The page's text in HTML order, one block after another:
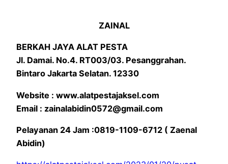
ZAINAL
BERKAH JAYA ALAT PESTA
Jl. Damai. No.4. RT003/03. Pesanggrahan.
Bintaro Jakarta Selatan. 12330
Website : www.alatpestajaksel.com
Email : zainalabidin0572@gmail.com
Pelayanan 24 Jam :0819-1109-6712 ( Zaenal
Abidin)